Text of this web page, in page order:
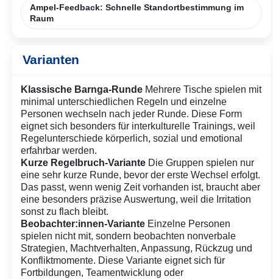
Varianten
Klassische Barnga-Runde Mehrere Tische spielen mit
minimal unterschiedlichen Regeln und einzelne
Personen wechseln nach jeder Runde. Diese Form
eignet sich besonders für interkulturelle Trainings, weil
Regelunterschiede körperlich, sozial und emotional
erfahrbar werden.
Kurze Regelbruch-Variante Die Gruppen spielen nur
eine sehr kurze Runde, bevor der erste Wechsel erfolgt.
Das passt, wenn wenig Zeit vorhanden ist, braucht aber
eine besonders präzise Auswertung, weil die Irritation
sonst zu flach bleibt.
Beobachter:innen-Variante Einzelne Personen
spielen nicht mit, sondern beobachten nonverbale
Strategien, Machtverhalten, Anpassung, Rückzug und
Konfliktmomente. Diese Variante eignet sich für
Fortbildungen, Teamentwicklung oder
Ampel-Feedback: Schnelle Standortbestimmung im
Raum